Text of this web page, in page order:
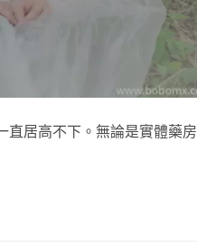
直居高不下。無論是實體藥